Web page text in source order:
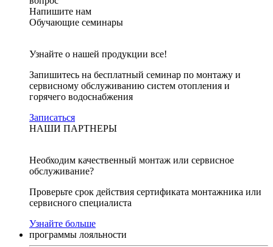
Напишите нам
Обучающие семинары
Узнайте о нашей продукции все!
Запишитесь на бесплатный семинар по монтажу и
сервисному обслуживанию систем отопления и
горячего водоснабжения
Записаться
НАШИ ПАРТНЕРЫ
Необходим качественный монтаж или сервисное
обслуживание?
Проверьте срок действия сертификата монтажника или
сервисного специалиста
Узнайте больше
программы лояльности